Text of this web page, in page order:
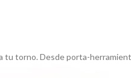
tu torno. Desde porta-